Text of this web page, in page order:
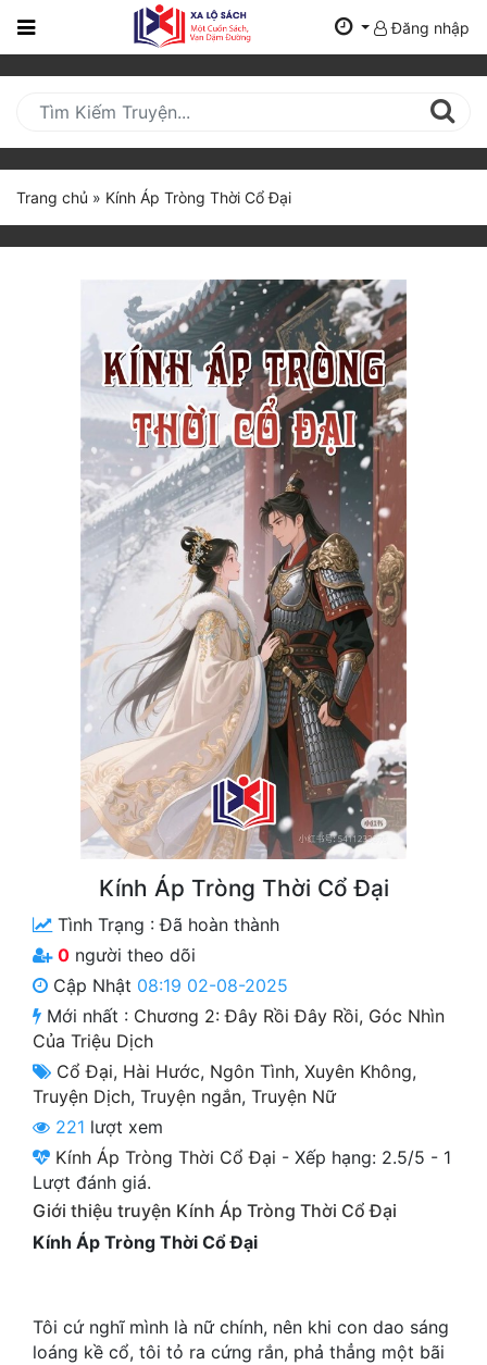
Trang
Mới
Cập
Nhật
(current)
Truyện Mới Ra
Hoàn Thành
Truyện Convert
Truyện Dịch
Truyện Nhập Môn
Truyện ngắn
Cổ Tiên Hiệp
Cổ Đại
Du Hí
Dã Sử
Dị Giới
Dị Năng
Gia Đấu
Góc Nhìn Nam
Huyền Huyễn
Đăng nhập
Trang chủ » Kính Áp Tròng Thời Cổ Đại
Kính Áp Tròng Thời Cổ Đại
Tình Trạng :Đã hoàn thành
0 người theo dõi
Cập Nhật 08:19 02-08-2025
Mới nhất : Chương 2: Đây Rồi Đây Rồi, Góc Nhìn
Của Triệu Dịch
Cổ Đại, Hài Hước, Ngôn Tình, Xuyên Không,
Truyện Dịch, Truyện ngắn, Truyện Nữ
221 lượt xem
Kính Áp Tròng Thời Cổ Đại - Xếp hạng: 2.5/5 - 1
Lượt đánh giá.
Giới thiệu truyện Kính Áp Tròng Thời Cổ Đại
Kính Áp Tròng Thời Cổ Đại
Tôi cứ nghĩ mình là nữ chính, nên khi con dao sáng
loáng kề cổ, tôi tỏ ra cứng rắn, phả thẳng một bãi